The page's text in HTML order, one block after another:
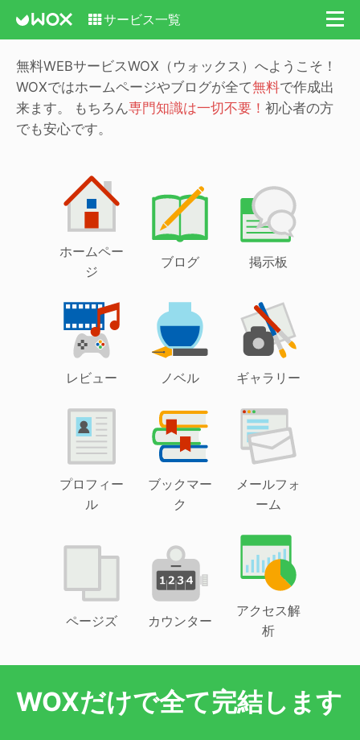
サービス一覧
無料WEBサービスWOX（ウォックス）へようこそ！
WOXではホームページやブログが全て無料で作成出
来ます。
もちろん専門知識は一切不要！ 初心者の方
でも安心です。
ホームペー
ジ
ブログ 掲示板
レビュー ノベル ギャラリー
プロフィー
ル
ブックマー
ク
メールフォ
ーム
ページズ カウンター
アクセス解
析
WOXだけで全て完結します